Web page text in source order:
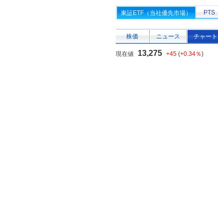
東証ETF（当社優先市場） PTS
株価 ニュース チャート
現在値 13,275 +45 (+0.34％)